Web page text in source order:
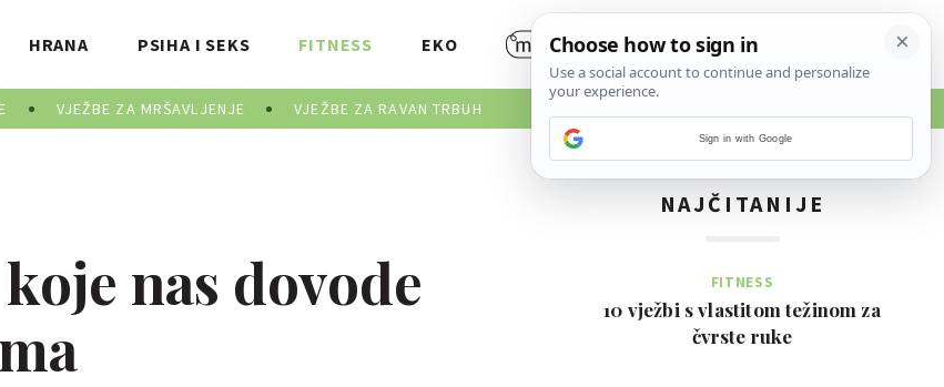
HRANA PSIHA I SEKS FITNESS
VJEŽBE ZA MRŠAVLJENJE VJEŽBE ZA RAVAN TRBUH
EKO
nas dovode
NAJČITANIJE
FITNESS
10 vježbi s vlastitom težinom za
čvrste ruke
Sign in with Google